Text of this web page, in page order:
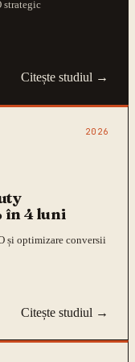
strategic
Citește studiul →
2026
în 4 luni
și optimizare conversii
Citește studiul →